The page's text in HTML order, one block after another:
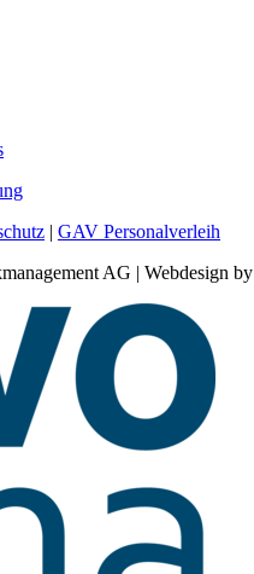
| GAV Personalverleih
AG | Webdesign by